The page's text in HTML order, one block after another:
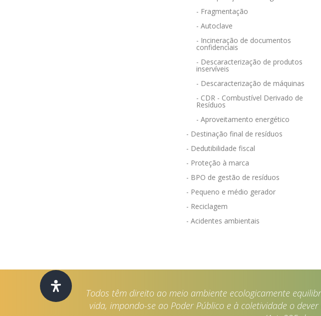
- Fragmentação
- Autoclave
- Incineração de documentos
confidenciais
- Descaracterização de produtos
inservíveis
- Descaracterização de máquinas
- CDR - Combustível Derivado de
Resíduos
- Aproveitamento energético
- Destinação final de resíduos
- Dedutibilidade fiscal
- Proteção à marca
- BPO de gestão de resíduos
- Pequeno e médio gerador
- Reciclagem
- Acidentes ambientais
Todos têm direito ao meio ambiente ecologicamente
vida, impondo-se ao Poder Público e à coletividade o